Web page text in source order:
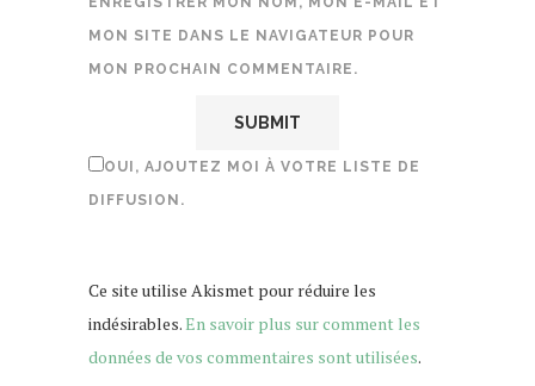
MON SITE DANS LE NAVIGATEUR POUR
MON PROCHAIN COMMENTAIRE.
OUI, AJOUTEZ MOI À VOTRE LISTE DE
DIFFUSION.
Ce site utilise Akismet pour réduire les
indésirables.En savoir plus sur comment les
données de vos commentaires sont utilisées.